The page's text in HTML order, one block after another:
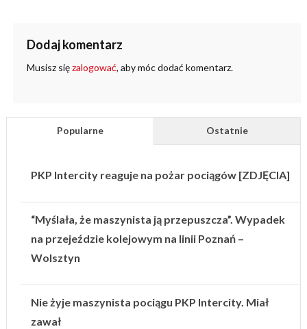
Dodaj komentarz
Musisz sięzalogować, aby móc dodać komentarz.
Popularne Ostatnie
PKP Intercity reaguje na pożar pociągów [ZDJĘCIA]
“Myślała, że maszynista ją przepuszcza”. Wypadek
na przejeździe kolejowym na linii Poznań –
Wolsztyn
Nie żyje maszynista pociągu PKP Intercity. Miał
zawał